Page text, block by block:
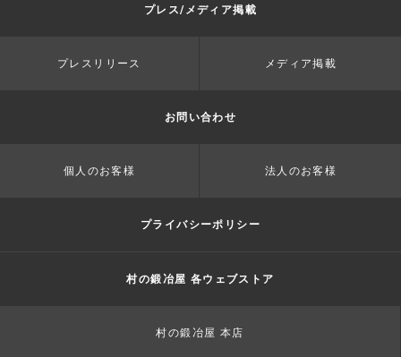
プレス/メディア掲載
プレスリリース メディア掲載
お問い合わせ
個人のお客様 法人のお客様
プライバシーポリシー
村の鍛冶屋 各ウェブストア
村の鍛冶屋 本店